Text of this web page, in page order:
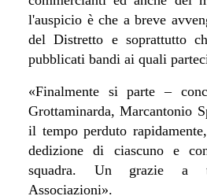
l'auspicio è che a breve
del Distretto e soprattutto
pubblicati bandi ai quali
«Finalmente si parte –
Grottaminarda, Marcantonio
il tempo perduto
dedizione di ciascuno e
squadra. Un grazie a
Associazioni».